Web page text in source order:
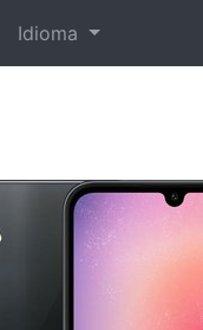
Idioma